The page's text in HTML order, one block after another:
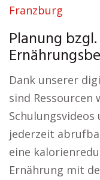
Franzburg
Planung
Dank unserer
sind Ressourcen
jederzeit
eine
Ernährung mit